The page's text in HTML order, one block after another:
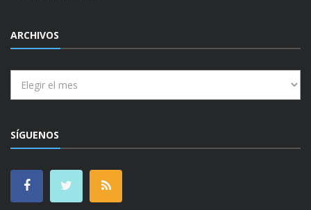
ARCHIVOS
SÍGUENOS